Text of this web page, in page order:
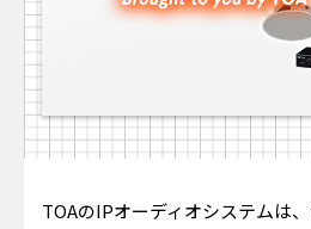
TOAのIPオーディオシステムは